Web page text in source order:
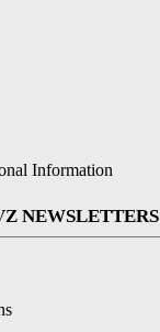
Information
NEWSLETTERS